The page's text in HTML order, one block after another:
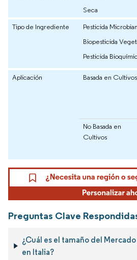
Seca
Tipo de Ingrediente
Pesticida
Biopesticida
Pesticida
Aplicación Basada en Cultivos
No Basada en
Cultivos
Preguntas Clave
¿Cuál es el tamaño del
en Italia?